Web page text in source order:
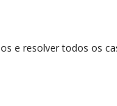
e resolver todos os